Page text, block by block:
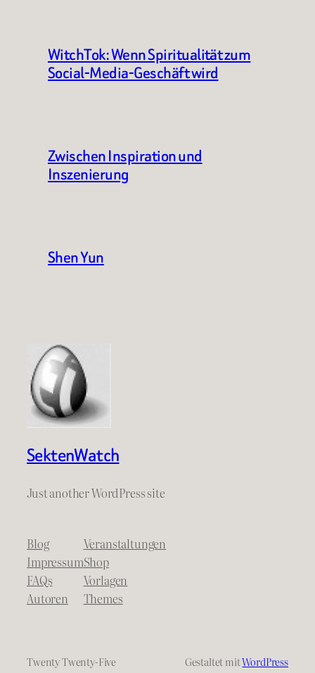
WitchTok: Wenn Spiritualität zum
Social-Media-Geschäft wird
Zwischen Inspiration und
Inszenierung
Shen Yun
SektenWatch
Just another WordPress site
Blog
Impressum
FAQs
Autoren
Veranstaltungen
Shop
Vorlagen
Themes
Twenty Twenty-Five Gestaltet mitWordPress